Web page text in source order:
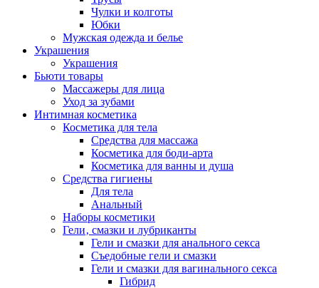
Чулки и колготы
Юбки
Мужская одежда и белье
Украшения
Украшения
Бьюти товары
Массажеры для лица
Уход за зубами
Интимная косметика
Косметика для тела
Средства для массажа
Косметика для боди-арта
Косметика для ванны и душа
Средства гигиены
Для тела
Анальный
Наборы косметики
Гели‚ смазки и лубриканты
Гели и смазки для анального секса
Съедобные гели и смазки
Гели и смазки для вагинального секса
Гибрид